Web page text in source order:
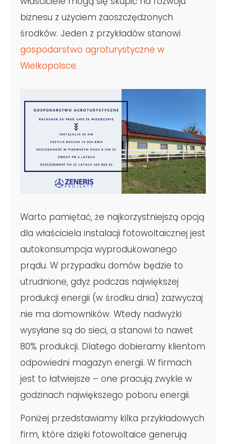
biznesu z użyciem zaoszczędzonych
środków. Jeden z przykładów stanowi
gospodarstwo agroturystyczne w
Wielkopolsce.
Warto pamiętać, że najkorzystniejszą opcją
dla właściciela instalacji fotowoltaicznej jest
autokonsumpcja wyprodukowanego
prądu. W przypadku domów będzie to
utrudnione, gdyż podczas największej
produkcji energii (w środku dnia) zazwyczaj
nie ma domowników. Wtedy nadwyżki
wysyłane są do sieci, a stanowi to nawet
80% produkcji. Dlatego dobieramy klientom
odpowiedni magazyn energii. W firmach
jest to łatwiejsze – one pracują zwykle w
godzinach największego poboru energii.
Poniżej przedstawiamy kilka przykładowych
firm, które dzięki fotowoltaice generują